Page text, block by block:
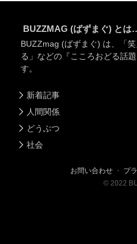
BUZZMAG (ばずまぐ) とは
BUZZmag (ばずまぐ) は、「
る」などの『こころおどる話
す。
新着記事
人間関係
どうぶつ
社会
お問い合わせ ・ プ
© 2022